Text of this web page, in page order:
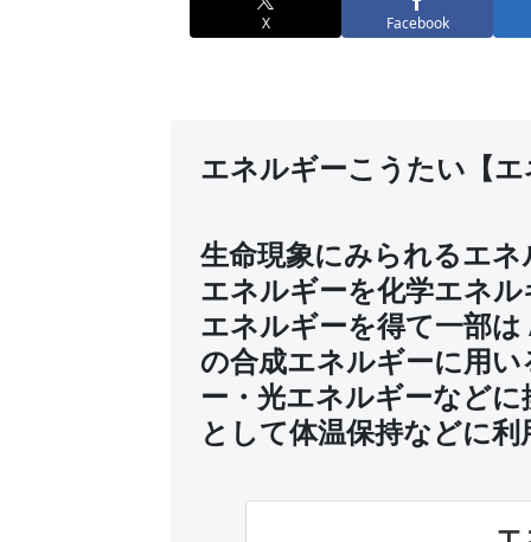
X Facebook
エネルギーこうたい【
生命現象にみられるエ
エネルギーを化学エネ
エネルギーを得て一部
の合成エネルギーに用
ー・光エネルギーなど
として体温保持などに